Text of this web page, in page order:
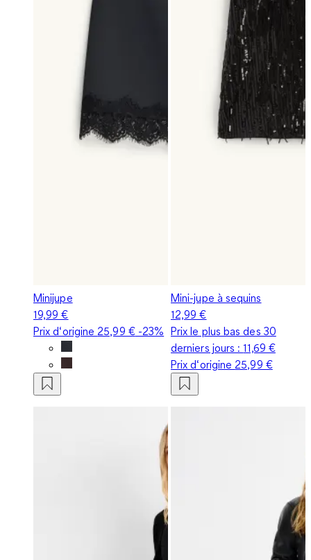
Minijupe
19,99 €
Prix d‘origine 25,99 €-23%
Mini-jupe à sequins
12,99 €
Prix le plus bas des 30
derniers jours :11,69 €
Prix d‘origine 25,99 €